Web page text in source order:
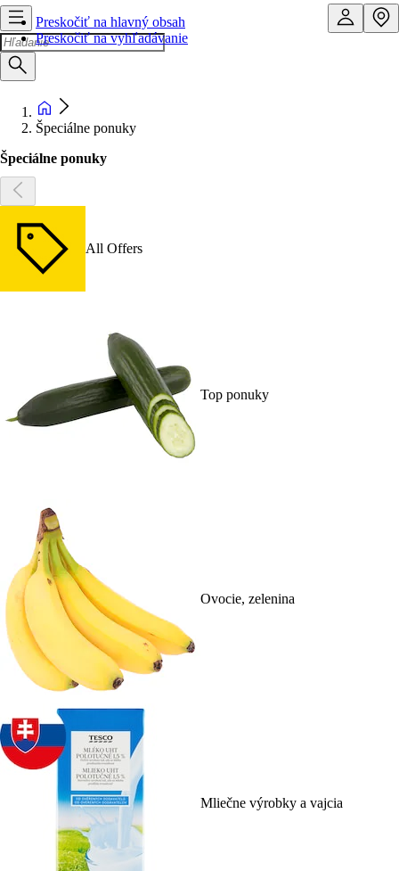
Preskočiť na hlavný obsah
Preskočiť na vyhľadávanie
Špeciálne ponuky
Špeciálne ponuky
All Offers
Top ponuky
Ovocie, zelenina
Mliečne výrobky a vajcia